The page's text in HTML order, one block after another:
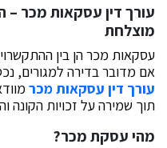
עורך דין עסקאות מכר
מוצלחת
עסקאות מכר הן בין
אם מדובר בדירה למגורים,
עורך דין עסקאות מכר
תוך שמירה על זכויות הקונה
מהי עסקת מכר?